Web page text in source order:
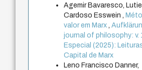
Agemir Bavaresco,
Cardoso Esswein ,
valor em Marx,
journal of philosophy: v.
Especial (2025):
Capital de Marx
Leno Francisco Danner,